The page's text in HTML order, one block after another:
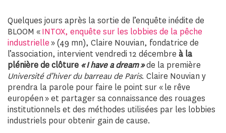
Quelques jours après la sortie de l’enquête inédite de
BLOOM «INTOX, enquête sur les lobbies de la pêche
industrielle» (49 mn), Claire Nouvian, fondatrice de
l’association, intervient vendredi 12 décembre à la
plénière de clôture « I have a dream »de la première
Université d’hiver du barreau de Paris. Claire Nouvian y
prendra la parole pour faire le point sur « le rêve
européen » et partager sa connaissance des rouages
institutionnels et des méthodes utilisées par les lobbies
industriels pour obtenir gain de cause.